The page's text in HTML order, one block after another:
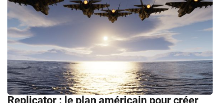
Replicator : le plan américain pour créer